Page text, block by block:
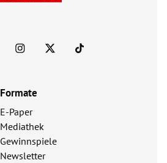
Formate
E-Paper
Mediathek
Gewinnspiele
Newsletter